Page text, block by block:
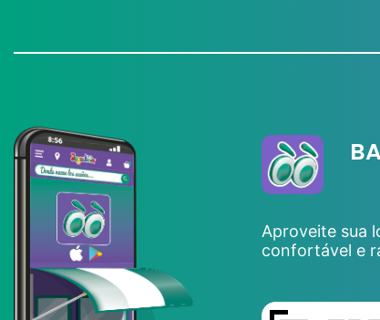
Aproveite sua
confortável e